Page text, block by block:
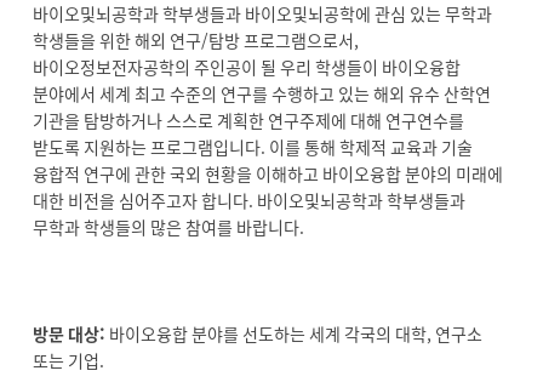
바이오및뇌공학과 학부생들과 바이오및뇌공학에 관심 있는 무학과
학생들을 위한 해외 연구/탐방 프로그램으로서,
바이오정보전자공학의 주인공이 될 우리 학생들이 바이오융합
분야에서 세계 최고 수준의 연구를 수행하고 있는 해외 유수 산학연
기관을 탐방하거나 스스로 계획한 연구주제에 대해 연구연수를
받도록 지원하는 프로그램입니다. 이를 통해 학제적 교육과 기술
융합적 연구에 관한 국외 현황을 이해하고 바이오융합 분야의 미래에
대한 비전을 심어주고자 합니다. 바이오및뇌공학과 학부생들과
무학과 학생들의 많은 참여를 바랍니다.
방문 대상: 바이오융합 분야를 선도하는 세계 각국의 대학, 연구소
또는 기업.